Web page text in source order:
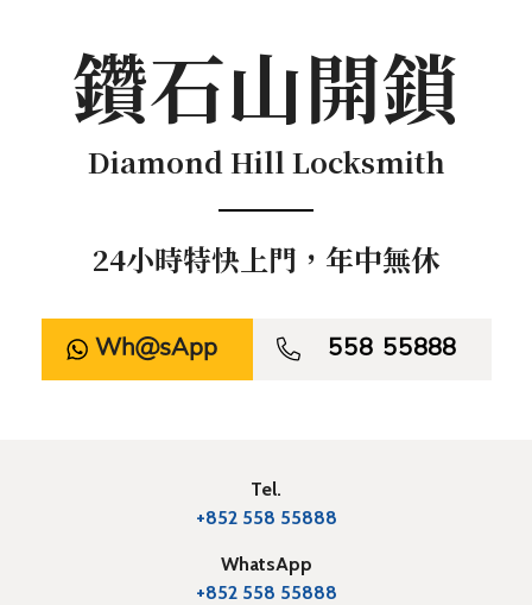
鑽石山開鎖
Diamond Hill Locksmith
24小時特快上門，年中無休
WhatsApp  558 55888
Tel.
+852 558 55888
WhatsApp
+852 558 55888